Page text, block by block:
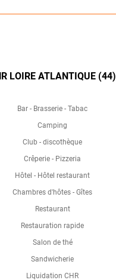
LOIRE ATLANTIQUE (44)
Bar - Brasserie - Tabac
Camping
Club - discothèque
Crêperie - Pizzeria
Hôtel - Hôtel restaurant
Chambres d'hôtes - Gîtes
Restaurant
Restauration rapide
Salon de thé
Sandwicherie
Liquidation CHR